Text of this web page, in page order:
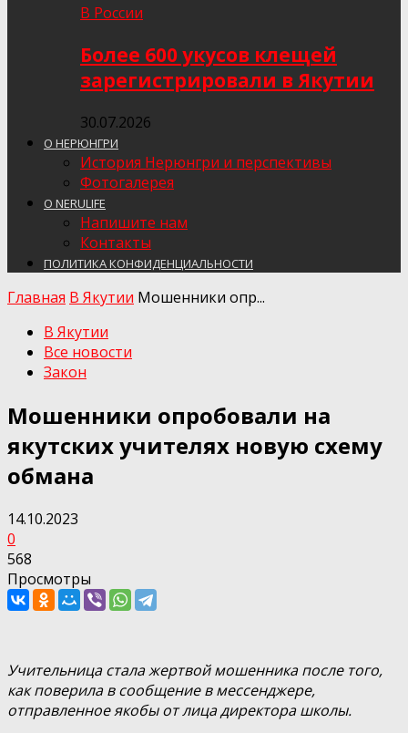
В России
Более 600 укусов клещей
зарегистрировали в Якутии
30.07.2026
О НЕРЮНГРИ
История Нерюнгри и перспективы
Фотогалерея
О NERULIFE
Напишите нам
Контакты
ПОЛИТИКА КОНФИДЕНЦИАЛЬНОСТИ
Главная В Якутии Мошенники опр...
В Якутии
Все новости
Закон
Мошенники опробовали на
якутских учителях новую схему
обмана
14.10.2023
0
568
Просмотры
Учительница стала жертвой мошенника после того,
как поверила в сообщение в мессенджере,
отправленное якобы от лица директора школы.